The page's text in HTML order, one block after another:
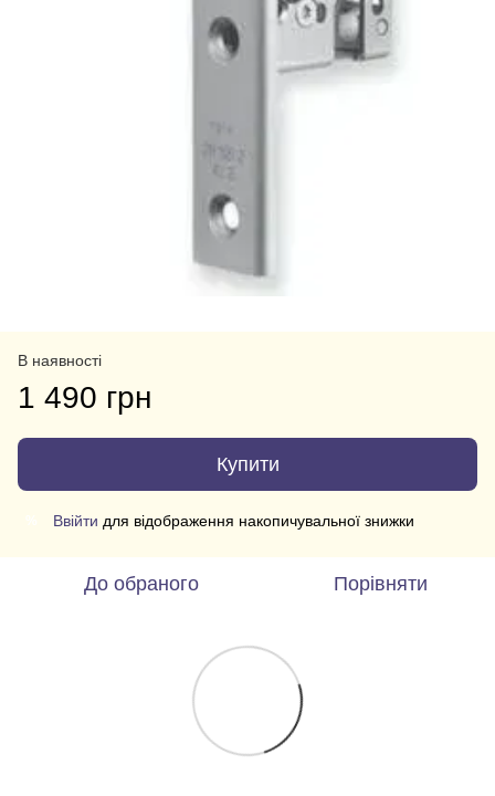
В наявності
1 490 грн
Купити
Ввійти для відображення накопичувальної знижки
До обраного Порівняти